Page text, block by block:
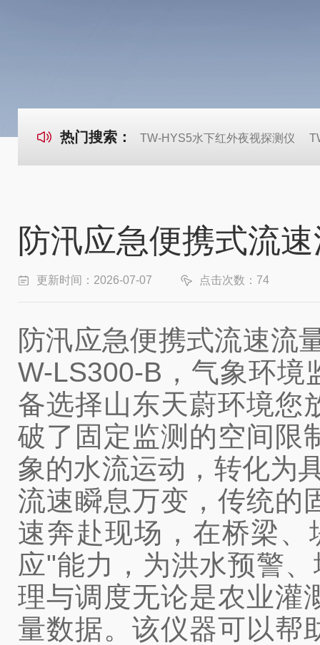
热门搜索： TW-HYS5水下红外夜视探测仪
防汛应急便携式流
更新时间：2026-07-07 点击次数：74
防汛应急便携式流速流
W-LS300-B，气象环境
备选择山东天蔚环境您
破了固定监测的空间限
象的水流运动，转化为
流速瞬息万变，传统的
速奔赴现场，在桥梁
应"能力，为洪水预警
理与调度无论是农业灌
量数据。该仪器可以帮